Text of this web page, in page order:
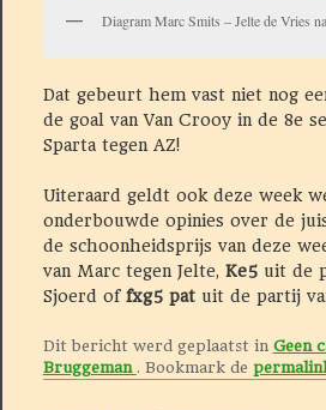
Diagram Marc Smits – Jelte de Vries
Dat gebeurt hem vast niet nog
de goal van Van Crooy in de 8e
Sparta tegen AZ!
Uiteraard geldt ook deze week
onderbouwde opinies over de
de schoonheidsprijs van deze
van Marc tegen Jelte, Ke5uit de
Sjoerd of fxg5 patuit de partij
Dit bericht werd geplaatst in Geen
Bruggeman . Bookmark de